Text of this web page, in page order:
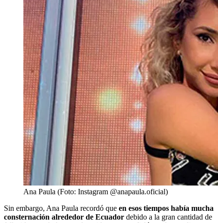
Ana Paula (Foto: Instagram @anapaula.oficial)
Sin embargo, Ana Paula recordó que en esos tiempos había mucha
consternación alrededor de Ecuador debido a la gran cantidad de